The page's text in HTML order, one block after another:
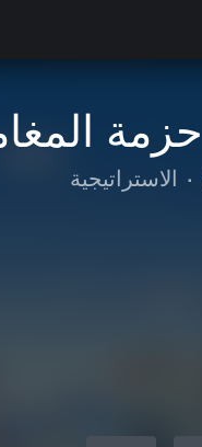
• الاستراتيجية